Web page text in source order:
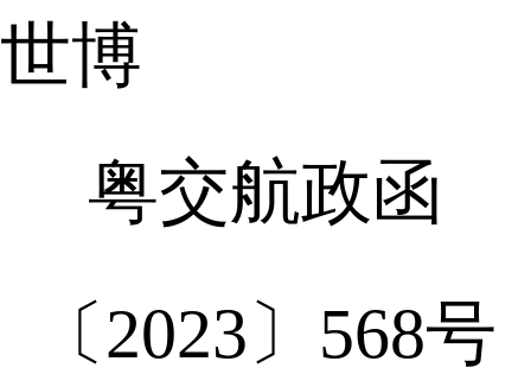
世博
粤交航政函
〔2023〕568号